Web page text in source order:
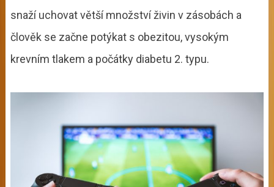
snaží uchovat větší množství živin v zásobách a
člověk se začne potýkat s obezitou, vysokým
krevním tlakem a počátky diabetu 2. typu.